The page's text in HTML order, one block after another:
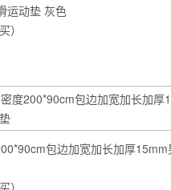
运动垫 灰色
）
包边加宽加长加厚
）